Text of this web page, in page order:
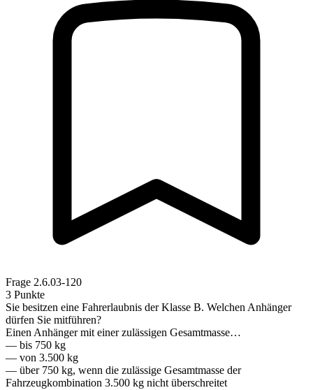
Frage 2.6.03-120
3 Punkte
Sie besitzen eine Fahrerlaubnis der Klasse B. Welchen Anhänger
dürfen Sie mitführen?
Einen Anhänger mit einer zulässigen Gesamtmasse…
— bis 750 kg
— von 3.500 kg
— über 750 kg, wenn die zulässige Gesamtmasse der
Fahrzeugkombination 3.500 kg nicht überschreitet